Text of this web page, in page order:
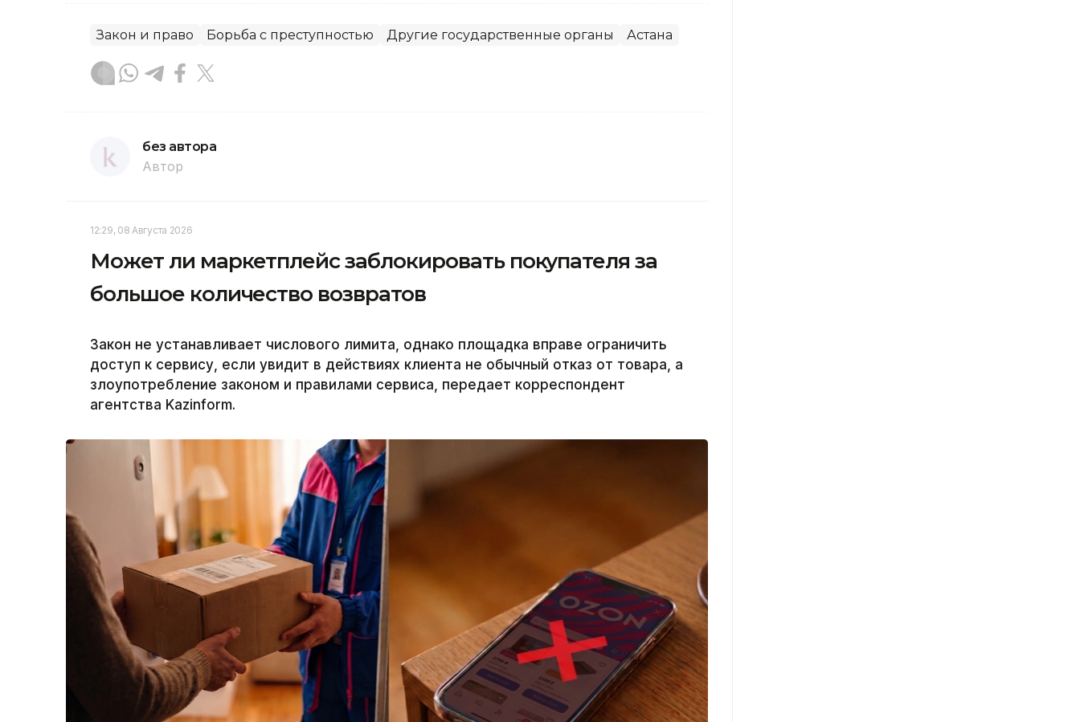
Закон и право Борьба с преступностью Другие государственные органы Астана
без автора
Автор
12:29, 08 Августа 2026
Может ли маркетплейс заблокировать покупателя за
большое количество возвратов
Закон не устанавливает числового лимита, однако площадка вправе ограничить
доступ к сервису, если увидит в действиях клиента не обычный отказ от товара, а
злоупотребление законом и правилами сервиса, передает корреспондент
агентства Kazinform.